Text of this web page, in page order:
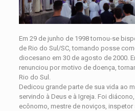
Em 29 de junho de 1998 tornou-se
de Rio do Sul/SC, tomando posse
diocesano em 30 de agosto de 2000.
renunciou por motivo de doença,
Rio do Sul.
Dedicou grande parte de sua vida ao
servindo à Deus e à Igreja. Foi
ecônomo, mestre de noviços, inspetor